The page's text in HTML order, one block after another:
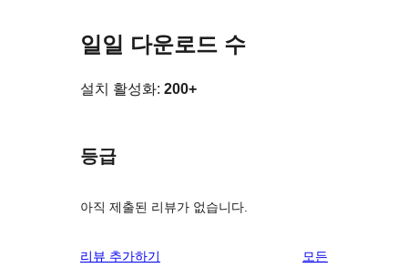
일일 다운로드 수
설치 활성화: 200+
등급
아직 제출된 리뷰가 없습니다.
리뷰 추가하기 모든